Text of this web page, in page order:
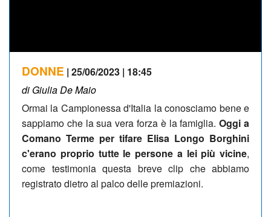
DONNE | 25/06/2023 | 18:45
di Giulia De Maio
Ormai la Campionessa d'Italia la conosciamo bene e
sappiamo che la sua vera forza è la famiglia.Oggi a
Comano Terme per tifare Elisa Longo Borghini
c'erano proprio tutte le persone a lei più vicine,
come testimonia questa breve clip che abbiamo
registrato dietro al palco delle premiazioni.